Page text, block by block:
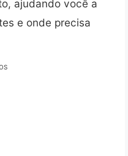
ajudando você a
e onde precisa